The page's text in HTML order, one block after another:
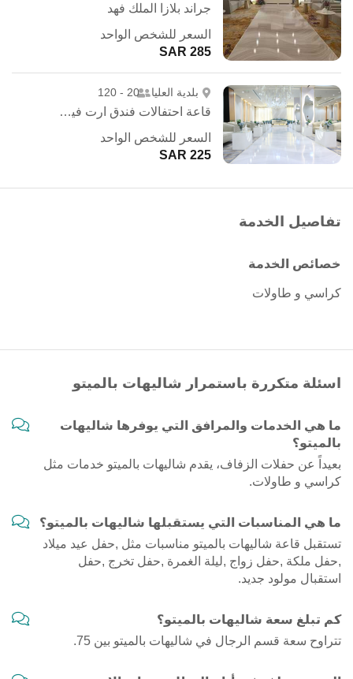
جراند بلازا الملك فهد
السعر للشخص الواحد
285 SAR
بلدية العليا 20 - 120
قاعة احتفالات فندق ارت فيو - الرياض
السعر للشخص الواحد
225 SAR
تفاصيل الخدمة
خصائص الخدمة
كراسي و طاولات
اسئلة متكررة باستمرار شاليهات بالميتو
ما هي الخدمات والمرافق التي يوفرها شاليهات
بالميتو؟
بعيداً عن حفلات الزفاف، يقدم شاليهات بالميتو خدمات مثل
كراسي و طاولات.
ما هي المناسبات التي يستقبلها شاليهات بالميتو؟
تستقبل قاعة شاليهات بالميتو مناسبات مثل ,حفل عيد ميلاد
,حفل ملكة ,حفل زواج ,ليلة الغمرة ,حفل تخرج ,حفل
استقبال مولود جديد.
كم تبلغ سعة شاليهات بالميتو؟
تتراوح سعة قسم الرجال في شاليهات بالميتو بين 75.